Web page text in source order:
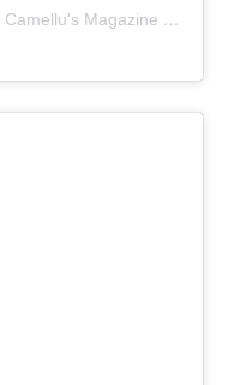
Uma publicação compartilhada por Camellu's Magazine I e II (@camellus_magazine)